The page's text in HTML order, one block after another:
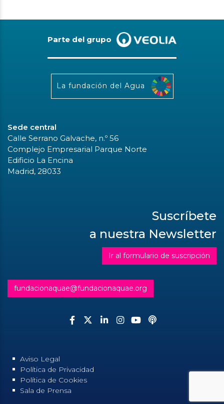
Parte del grupo
La fundación del Agua
Sede central
Calle Serrano Galvache, n.º 56
Complejo Empresarial Parque Norte
Edificio La Encina
Madrid, 28033
Suscríbete
a nuestra Newsletter
Ir al formulario de suscripción
fundacionaquae@fundacionaquae.org
Aviso Legal
Política de Privacidad
Política de Cookies
Sala de Prensa